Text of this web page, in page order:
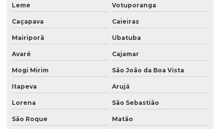
Facility serviços terceirizados
Lavadora de piso para galpão
Lavagem de vidros e fachadas
Limpeza e conservação terceirizada
Limpeza conservação e zeladoria
Leme Votuporanga
Caçapava Caieiras
Mairiporã Ubatuba
Avaré Cajamar
Mogi Mirim São João da Boa Vista
Itapeva Arujá
Lorena São Sebastião
São Roque Matão